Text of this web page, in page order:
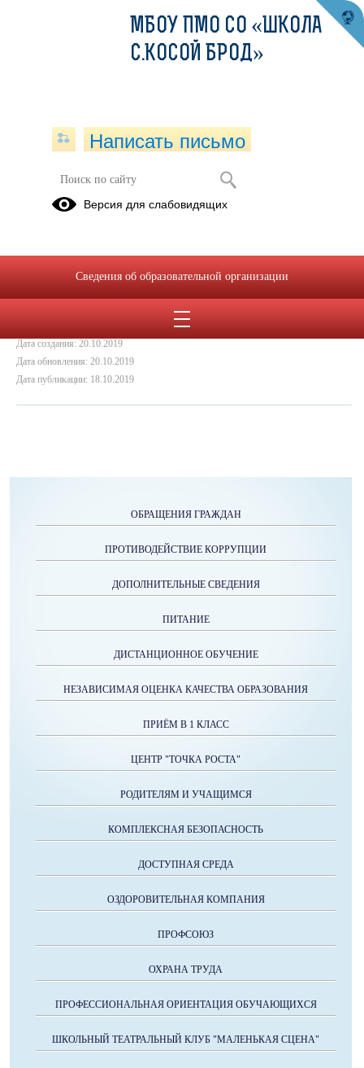
Радуемся первому снегу!!!
Дата создания: 20.10.2019
Дата обновления: 20.10.2019
Дата публикации: 18.10.2019
ОБРАЩЕНИЯ ГРАЖДАН
ПРОТИВОДЕЙСТВИЕ КОРРУПЦИИ
ДОПОЛНИТЕЛЬНЫЕ СВЕДЕНИЯ
ПИТАНИЕ
ДИСТАНЦИОННОЕ ОБУЧЕНИЕ
НЕЗАВИСИМАЯ ОЦЕНКА КАЧЕСТВА ОБРАЗОВАНИЯ
ПРИЁМ В 1 КЛАСС
ЦЕНТР "ТОЧКА РОСТА"
РОДИТЕЛЯМ И УЧАЩИМСЯ
КОМПЛЕКСНАЯ БЕЗОПАСНОСТЬ
ДОСТУПНАЯ СРЕДА
ОЗДОРОВИТЕЛЬНАЯ КОМПАНИЯ
ПРОФСОЮЗ
ОХРАНА ТРУДА
ПРОФЕССИОНАЛЬНАЯ ОРИЕНТАЦИЯ ОБУЧАЮЩИХСЯ
ШКОЛЬНЫЙ ТЕАТРАЛЬНЫЙ КЛУБ "МАЛЕНЬКАЯ СЦЕНА"
МБОУ ПМО СО «ШКОЛА
С.КОСОЙ БРОД»
Написать письмо
Версия для слабовидящих
Сведения об образовательной организации